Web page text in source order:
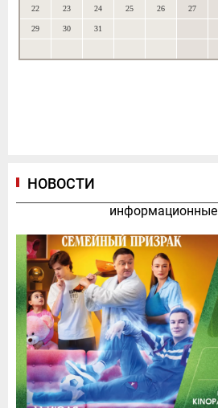
22 23 24 25 26 27
29 30 31
НОВОСТИ